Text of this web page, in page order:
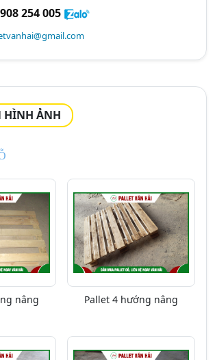
254 005
HÌNH ẢNH
nâng Pallet 4 hướng nâng